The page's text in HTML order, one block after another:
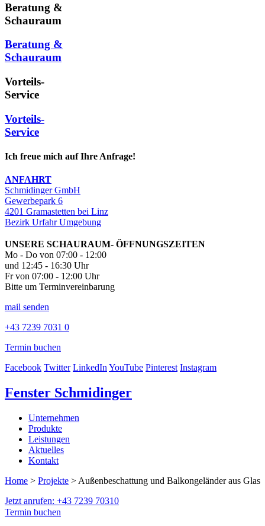
Beratung &
Schauraum
Beratung &
Schauraum
Vorteils-
Service
Vorteils-
Service
Ich freue mich auf Ihre Anfrage!
ANFAHRT
Schmidinger GmbH
Gewerbepark 6
4201 Gramastetten bei Linz
Bezirk Urfahr Umgebung
UNSERE SCHAURAUM- ÖFFNUNGSZEITEN
Mo - Do von 07:00 - 12:00
und 12:45 - 16:30 Uhr
Fr von 07:00 - 12:00 Uhr
Bitte um Terminvereinbarung
mail senden
+43 7239 7031 0
Termin buchen
Facebook Twitter LinkedInYouTube Pinterest Instagram
Fenster Schmidinger
Unternehmen
Produkte
Leistungen
Aktuelles
Kontakt
Home > Projekte > Außenbeschattung und Balkongeländer aus Glas
Jetzt anrufen: +43 7239 70310
Termin buchen